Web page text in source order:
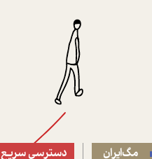
مگ‌ایران دسترسی سریع